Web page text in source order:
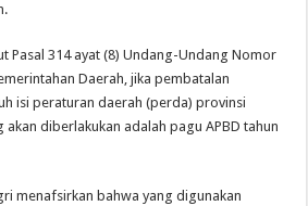
Pasal 314 ayat (8) Undang-Undang Nomor
Daerah, jika pembatalan
isi peraturan daerah (perda) provinsi
akan diberlakukan adalah pagu APBD tahun
menafsirkan bahwa yang digunakan